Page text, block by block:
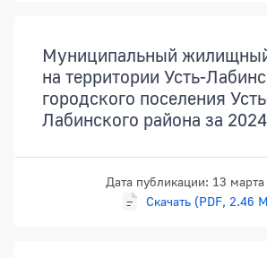
Муниципальный
на территории Усть-
городского поселения
Лабинского района за
Дата публикации: 13
Скачать (PDF, 2.46